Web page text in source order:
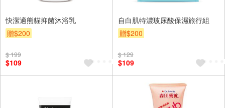
快潔適熊貓抑菌沐浴乳
贈$200
$ 199
$109
自白肌特濃玻尿酸保濕旅行組
贈$200
$ 129
$109